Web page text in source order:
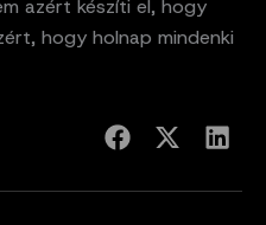
azért készíti el, hogy
hogy holnap mindenki